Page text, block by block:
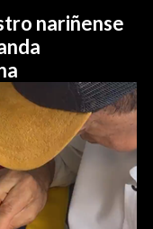
nariñense